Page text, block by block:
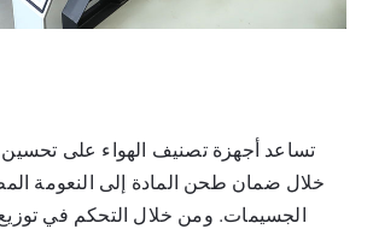
تساعد أجهزة تصنيف الهواء على
خلال ضمان طحن المادة إلى النعومة
الجسيمات. ومن خلال التحكم في